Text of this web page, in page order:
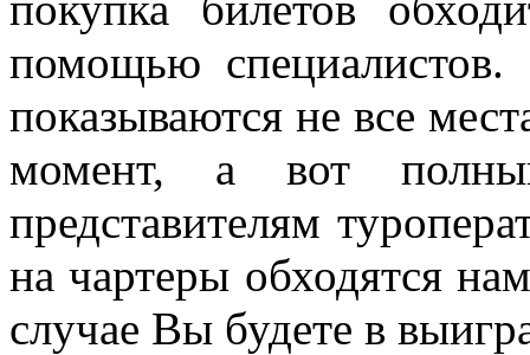
помощью специалистов.
показываются не все
момент, а вот
представителям
на чартеры обходятся
случае Вы будете в